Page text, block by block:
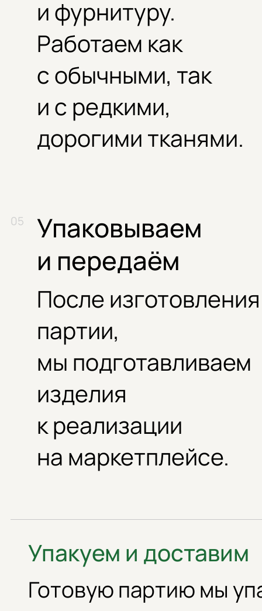
и фурнитуру.
Работаем как
с обычными, так
и с редкими,
дорогими тканями.
Упаковываем
и передаём
После изготовления
партии,
мы подготавливаем
изделия
к реализации
на маркетплейсе.
Упакуем и доставим
Готовую партию мы